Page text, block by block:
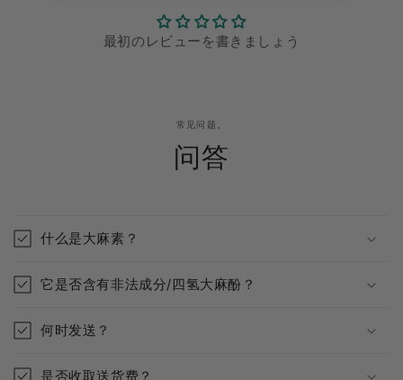
最初のレビューを書きましょう
常见问题。
问答
什么是大麻素？
它是否含有非法成分/四氢大麻酚？
何时发送？
是否收取送货费？